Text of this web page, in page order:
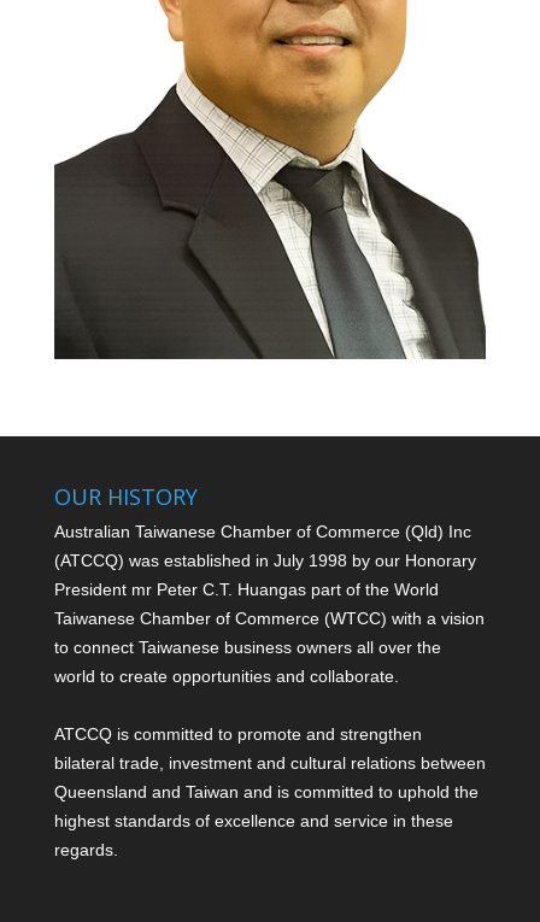
OUR HISTORY
Australian Taiwanese Chamber of Commerce (Qld) Inc
(ATCCQ) was established in July 1998 by our Honorary
President mr Peter C.T. Huangas part of the World
Taiwanese Chamber of Commerce (WTCC) with a vision
to connect Taiwanese business owners all over the
world to create opportunities and collaborate.
ATCCQ is committed to promote and strengthen
bilateral trade, investment and cultural relations between
Queensland and Taiwan and is committed to uphold the
highest standards of excellence and service in these
regards.